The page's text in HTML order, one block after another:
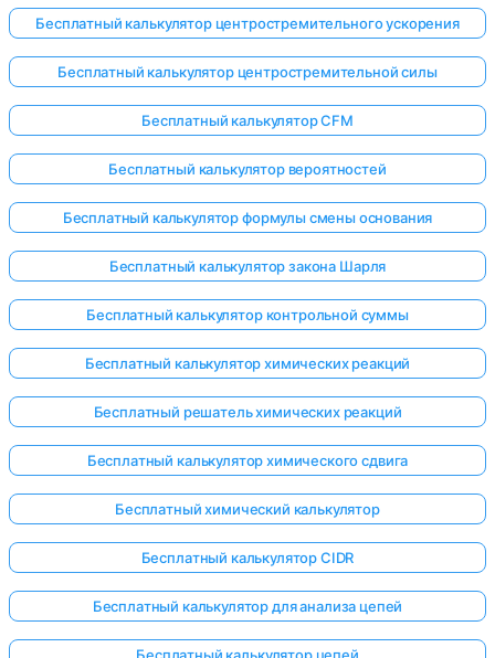
Бесплатный калькулятор центростремительного ускорения
Бесплатный калькулятор центростремительной силы
Бесплатный калькулятор CFM
Бесплатный калькулятор вероятностей
Бесплатный калькулятор формулы смены основания
Бесплатный калькулятор закона Шарля
Бесплатный калькулятор контрольной суммы
Бесплатный калькулятор химических реакций
Бесплатный решатель химических реакций
Бесплатный калькулятор химического сдвига
Бесплатный химический калькулятор
Бесплатный калькулятор CIDR
Бесплатный калькулятор для анализа цепей
Бесплатный калькулятор цепей